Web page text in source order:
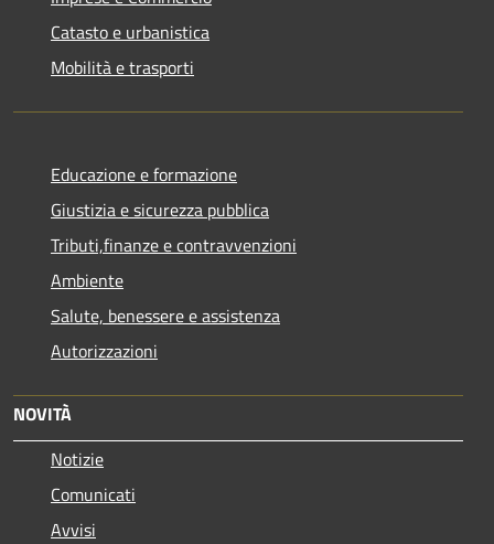
Catasto e urbanistica
Mobilità e trasporti
Educazione e formazione
Giustizia e sicurezza pubblica
Tributi,finanze e contravvenzioni
Ambiente
Salute, benessere e assistenza
Autorizzazioni
NOVITÀ
Notizie
Comunicati
Avvisi